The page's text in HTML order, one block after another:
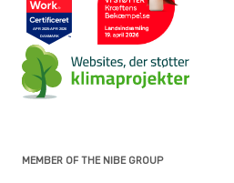
MEMBER OF THE NIBE GROUP